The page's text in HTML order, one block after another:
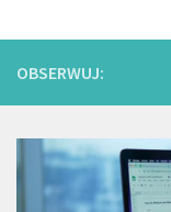
OBSERWUJ: